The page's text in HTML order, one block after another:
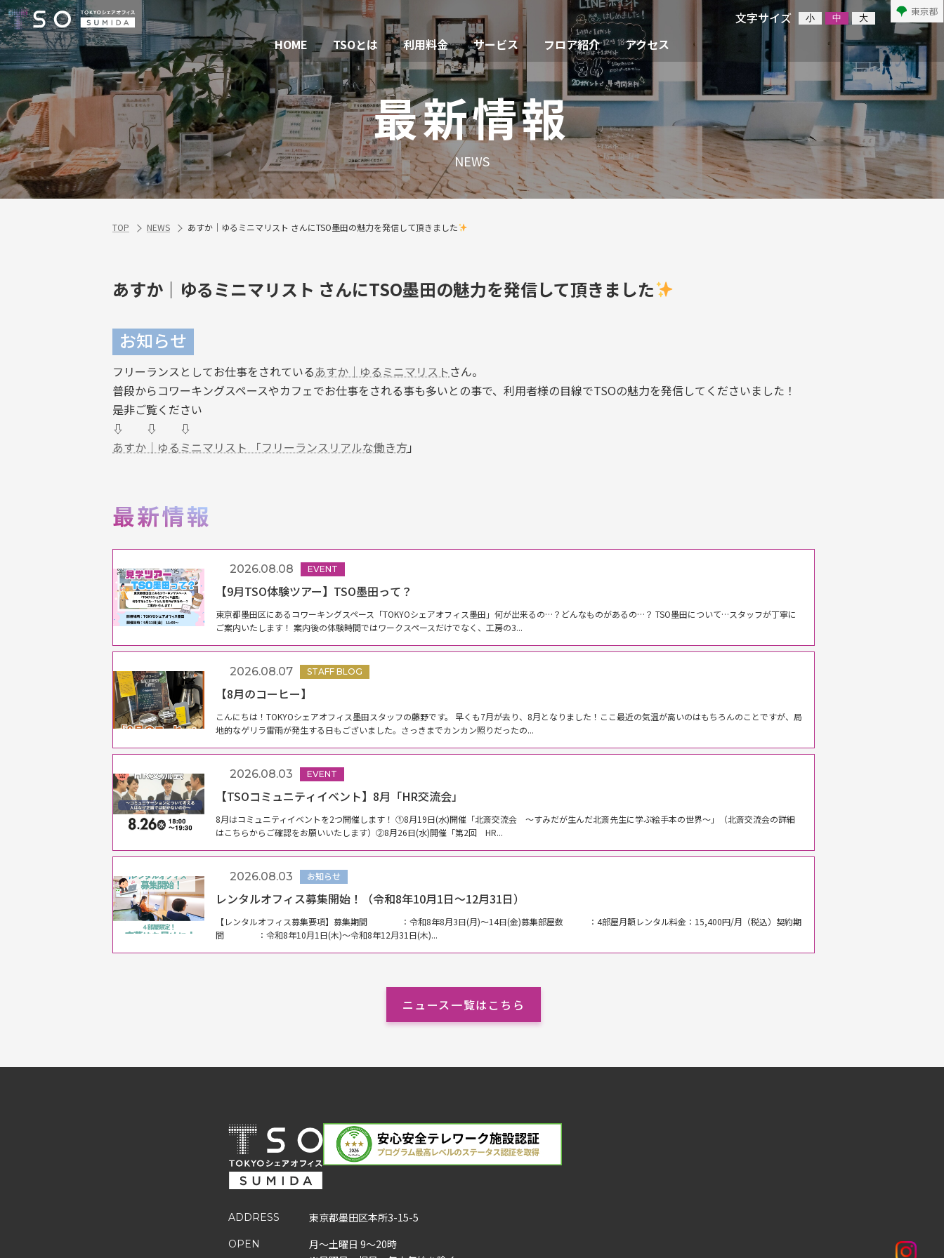
文字サイズ 小 中 大
HOME TSOとは 利用料金 サービス フロア紹介 アクセス
最新情報
NEWS
TOP NEWS あすか｜ゆるミニマリスト さんにTSO墨田の魅力を発信して頂きました
あすか｜ゆるミニマリスト さんにTSO墨田の魅力を発信して頂きました
お知らせ
フリーランスとしてお仕事をされているあすか｜ゆるミニマリストさん。
普段からコワーキングスペースやカフェでお仕事をされる事も多いとの事で、利用者様の目線でTSOの魅力を発信してくださいました！
是非ご覧ください
⇩ ⇩ ⇩
あすか｜ゆるミニマリスト 「フリーランスリアルな働き方 」
【9月TSO体験ツアー】TSO墨田って？
2026.08.08
東京都墨田区にあるコワーキングスペース「TOKYOシェアオフィス墨田」何が出来るの…？どんなものがあるの…？ TSO墨田について…スタッフが丁寧に
ご案内いたします！ 案内後の体験時間ではワークスペースだけでなく、工房の3...
EVENT
【8月のコーヒー】
2026.08.07
こんにちは！TOKYOシェアオフィス墨田スタッフの藤野です。 早くも7月が去り、8月となりました！ここ最近の気温が高いのはもちろんのことですが、局
地的なゲリラ雷雨が発生する日もございました。さっきまでカンカン照りだったの...
STAFF BLOG
【TSOコミュニティイベント】8月「HR交流会」
2026.08.03
8月はコミュニティイベントを2つ開催します！ ①8月19日(水)開催「北斎交流会 ～すみだが生んだ北斎先生に学ぶ絵手本の世界～」（北斎交流会の詳細
はこちらからご確認をお願いいたします）②8月26日(水)開催「第2回 HR...
EVENT
レンタルオフィス募集開始！（令和8年10月1日～12月31日）
2026.08.03
【レンタルオフィス募集要項】募集期間 ：令和8年8月3日(月)～14日(金)募集部屋数 ：4部屋月額レンタル料金：15,400円/月（税込）契約期
間 ：令和8年10月1日(木)～令和8年12月31日(木)...
お知らせ
ニュース一覧はこちら
ADDRESS 東京都墨田区本所3-15-5
OPEN
月～土曜日 9～20時